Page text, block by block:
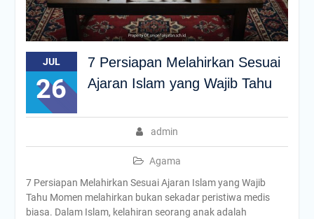
JUL
26
7 Persiapan Melahirkan Sesuai
Ajaran Islam yang Wajib Tahu
admin
Agama
7 Persiapan Melahirkan Sesuai Ajaran Islam yang Wajib
Tahu Momen melahirkan bukan sekadar peristiwa medis
biasa. Dalam Islam, kelahiran seorang anak adalah